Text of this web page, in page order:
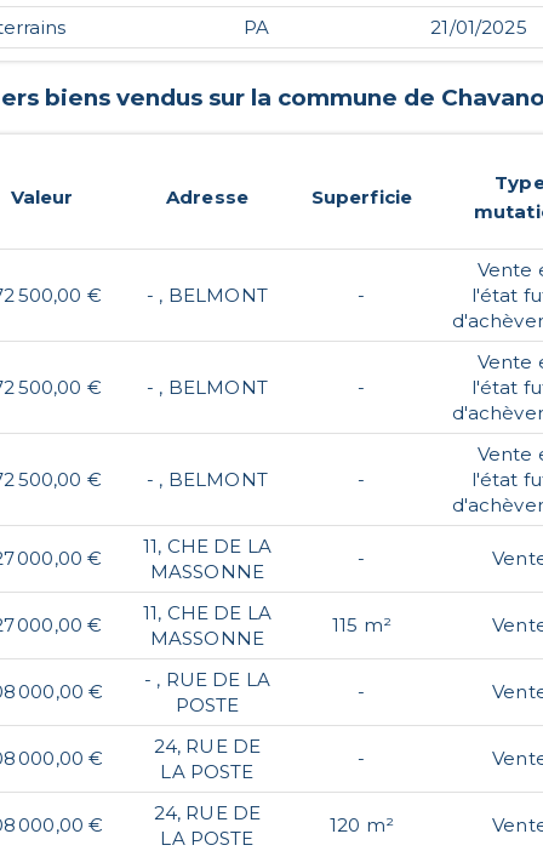
PA 21/01/2025
biens vendus sur la commune de
Valeur Adresse Superficie
500,00 € - , BELMONT -
Vente
l'état
500,00 € - , BELMONT -
Vente
l'état
500,00 € - , BELMONT -
Vente
l'état
000,00 €
11, CHE DE LA
MASSONNE
-
000,00 €
11, CHE DE LA
MASSONNE
115 m²
000,00 €
- , RUE DE LA
POSTE
-
000,00 €
24, RUE DE
LA POSTE
-
000,00 €
24, RUE DE
LA POSTE
120 m²